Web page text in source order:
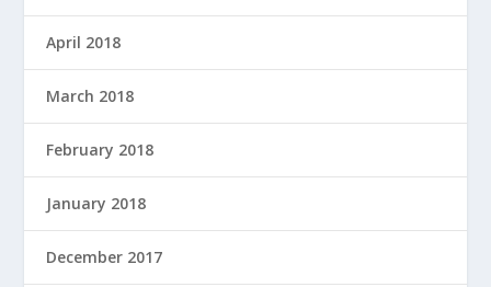
April 2018
March 2018
February 2018
January 2018
December 2017